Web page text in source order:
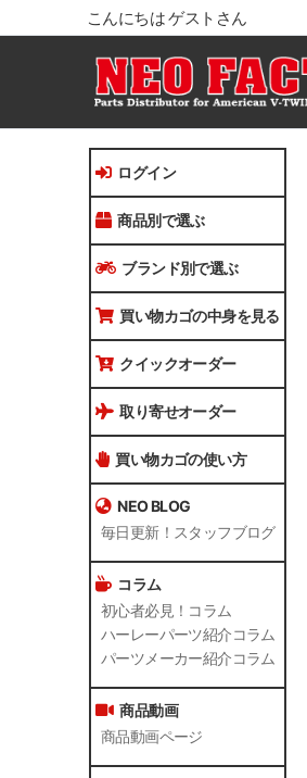
こんにちは ゲストさん
ログイン
商品別で選ぶ
ブランド別で選ぶ
買い物カゴの中身を見る
クイックオーダー
取り寄せオーダー
買い物カゴの使い方
NEO BLOG
毎日更新！スタッフブログ
コラム
初心者必見！コラム
ハーレーパーツ紹介コラム
パーツメーカー紹介コラム
商品動画
商品動画ページ